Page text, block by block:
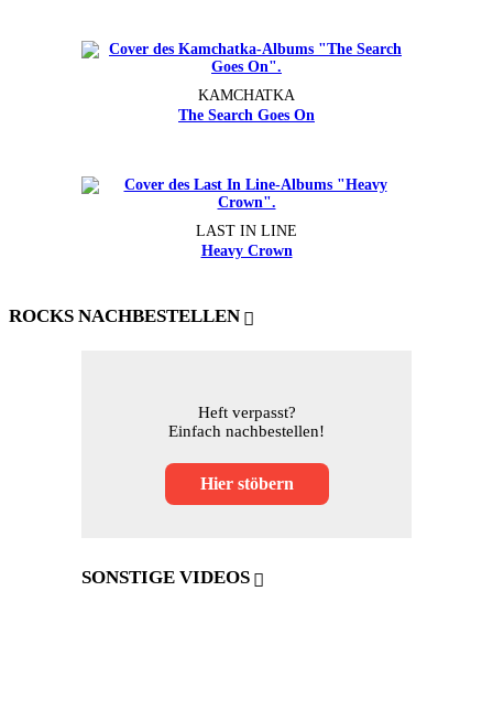
KAMCHATKA
The Search Goes On
LAST IN LINE
Heavy Crown
ROCKS NACHBESTELLEN
Heft verpasst?
Einfach nachbestellen!
Hier stöbern
SONSTIGE VIDEOS